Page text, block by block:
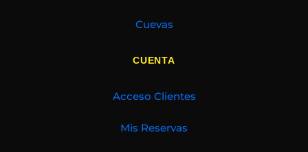
Cuevas
CUENTA
Acceso Clientes
Mis Reservas